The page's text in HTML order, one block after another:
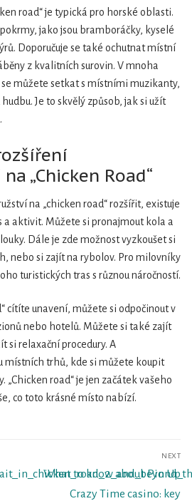
road“ je typická pro horské oblasti.
jako jsou bramboráčky, kyselé
Doporučuje se také ochutnat místní
z kvalitních surovin. V mnoha
můžete setkat s místními muzikanty,
Je to skvělý způsob, jak si užít
„Chicken Road“
na „chicken road“ rozšířit, existuje
aktivit. Můžete si pronajmout kola a
Dále je zde možnost vyzkoušet si
nebo si zajít na rybolov. Pro milovníky
turistických tras s různou náročností.
cítíte unavení, můžete si odpočinout v
nebo hotelů. Můžete si také zajít
si relaxační procedury. A
místních trhů, kde si můžete koupit
„Chicken road“ je jen začátek vašeho
co toto krásné místo nabízí.
NEXT
Next
What to know about Pin Up
Crazy Time casino: key